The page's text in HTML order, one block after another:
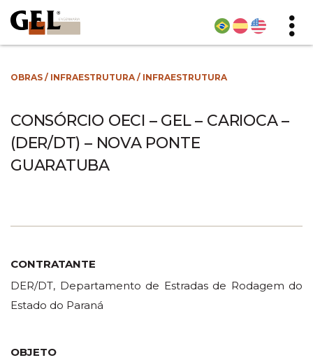
OBRAS / INFRAESTRUTURA/ INFRAESTRUTURA
CONSÓRCIO OECI – GEL – CARIOCA –
(DER/DT) – NOVA PONTE
GUARATUBA
CONTRATANTE
DER/DT, Departamento de Estradas de Rodagem do
Estado do Paraná
OBJETO